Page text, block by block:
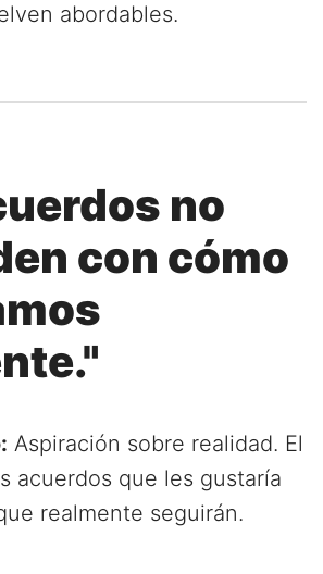
abordables.
no
con cómo
Aspiración sobre realidad. El
acuerdos que les gustaría
realmente seguirán.